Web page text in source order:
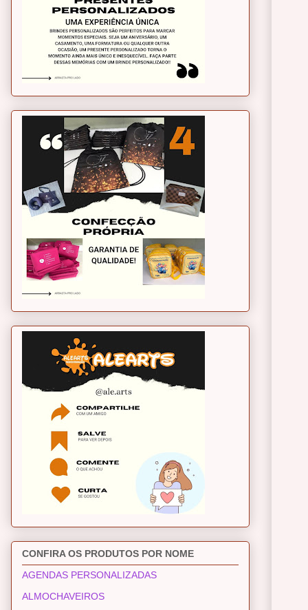
CONFIRA OS PRODUTOS POR NOME
AGENDAS PERSONALIZADAS
ALMOCHAVEIROS